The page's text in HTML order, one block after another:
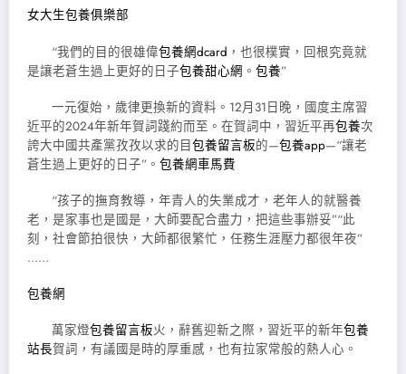
女大生包養俱樂部
“我們的目的很雄偉包養網dcard ，也很樸實，回根究竟就
是讓老蒼生過上更好的日子包養甜心網 。 包養”
一元復始，歲律更換新的資料。12月31日晚，國度主席習
近平的2024年新年賀詞踐約而至。在賀詞中，習近平再包養次
誇大中國共產黨孜孜以求的目包養留言板的—包養app—“讓老
蒼生過上更好的日子”。 包養網車馬費
“孩子的撫育教導，年青人的失業成才，老年人的就醫養
老，是家事也是國是，大師要配合盡力，把這些事辦妥”“此
刻，社會節拍很快，大師都很繁忙，任務生涯壓力都很年夜”
……
包養網
萬家燈包養留言板火，辭舊迎新之際，習近平的新年包養
站長賀詞，有議國是時的厚重感，也有拉家常般的熱人心。